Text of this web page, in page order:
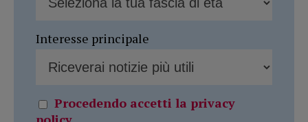
Interesse principale
Procedendo accetti la privacy